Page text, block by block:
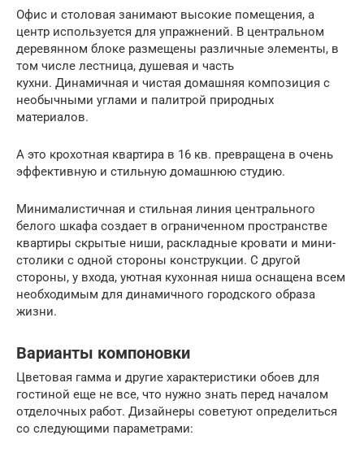
Офис и столовая занимают высокие помещения, а
центр используется для упражнений. В центральном
деревянном блоке размещены различные элементы, в
том числе лестница, душевая и часть
кухни. Динамичная и чистая домашняя композиция с
необычными углами и палитрой природных
материалов.
А это крохотная квартира в 16 кв. превращена в очень
эффективную и стильную домашнюю студию.
Минималистичная и стильная линия центрального
белого шкафа создает в ограниченном пространстве
квартиры скрытые ниши, раскладные кровати и мини-
столики с одной стороны конструкции. С другой
стороны, у входа, уютная кухонная ниша оснащена всем
необходимым для динамичного городского образа
жизни.
Варианты компоновки
Цветовая гамма и другие характеристики обоев для
гостиной еще не все, что нужно знать перед началом
отделочных работ. Дизайнеры советуют определиться
со следующими параметрами: